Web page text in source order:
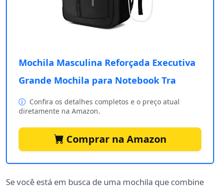
Mochila Masculina Reforçada Executiva
Grande Mochila para Notebook Tra
Confira os detalhes completos e o preço atual
diretamente na Amazon.
Comprar na Amazon
Se você está em busca de uma mochila que combine